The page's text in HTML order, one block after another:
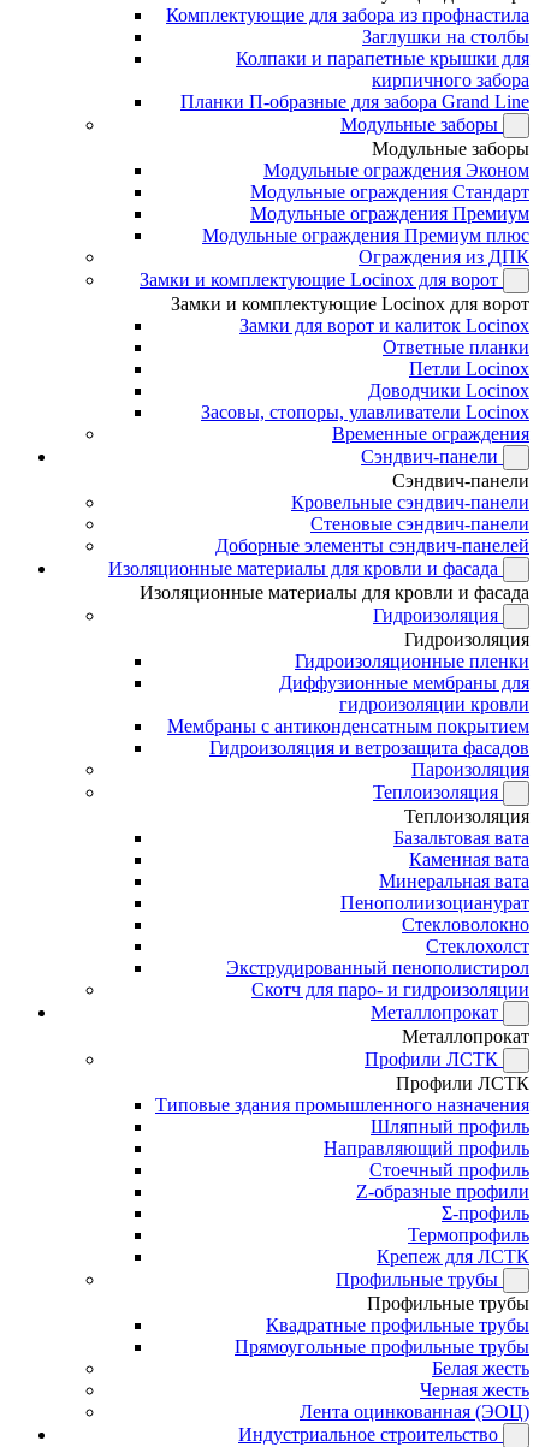
Комплектующие для забора из профнастила
Заглушки на столбы
Колпаки и парапетные крышки для
кирпичного забора
Планки П-образные для забора Grand Line
Модульные заборы
Модульные заборы
Модульные ограждения Эконом
Модульные ограждения Стандарт
Модульные ограждения Премиум
Модульные ограждения Премиум плюс
Ограждения из ДПК
Замки и комплектующие Locinox для ворот
Замки и комплектующие Locinox для ворот
Замки для ворот и калиток Locinox
Ответные планки
Петли Locinox
Доводчики Locinox
Засовы, стопоры, улавливатели Locinox
Временные ограждения
Сэндвич-панели
Сэндвич-панели
Кровельные сэндвич-панели
Стеновые сэндвич-панели
Доборные элементы сэндвич-панелей
Изоляционные материалы для кровли и фасада
Изоляционные материалы для кровли и фасада
Гидроизоляция
Гидроизоляция
Гидроизоляционные пленки
Диффузионные мембраны для
гидроизоляции кровли
Мембраны с антиконденсатным покрытием
Гидроизоляция и ветрозащита фасадов
Пароизоляция
Теплоизоляция
Теплоизоляция
Базальтовая вата
Каменная вата
Минеральная вата
Пенополиизоцианурат
Стекловолокно
Стеклохолст
Экструдированный пенополистирол
Скотч для паро- и гидроизоляции
Металлопрокат
Металлопрокат
Профили ЛСТК
Профили ЛСТК
Типовые здания промышленного назначения
Шляпный профиль
Направляющий профиль
Стоечный профиль
Z-образные профили
Σ-профиль
Термопрофиль
Крепеж для ЛСТК
Профильные трубы
Профильные трубы
Квадратные профильные трубы
Прямоугольные профильные трубы
Белая жесть
Черная жесть
Лента оцинкованная (ЭОЦ)
Индустриальное строительство